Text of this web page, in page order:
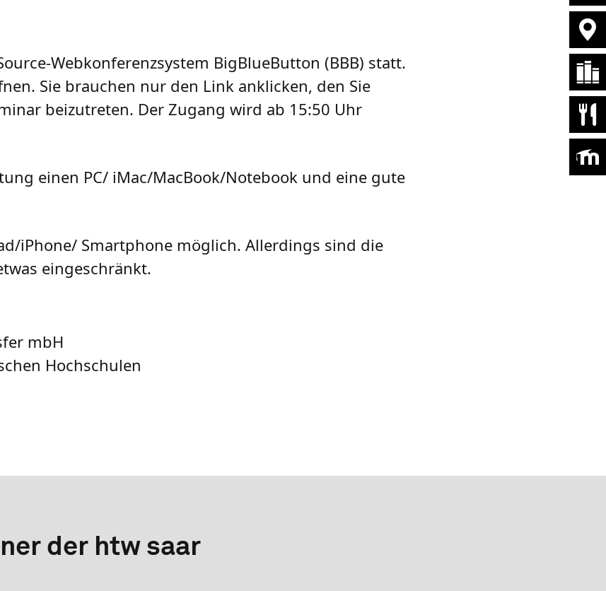
Webkonferenzsystem BigBlueButton (BBB) statt.
Sie brauchen nur den Link anklicken, den Sie
beizutreten. Der Zugang wird ab 15:50 Uhr
einen PC/ iMac/MacBook/Notebook und eine gute
iPhone/ Smartphone möglich. Allerdings sind die
eingeschränkt.
mbH
Hochschulen
der htw saar